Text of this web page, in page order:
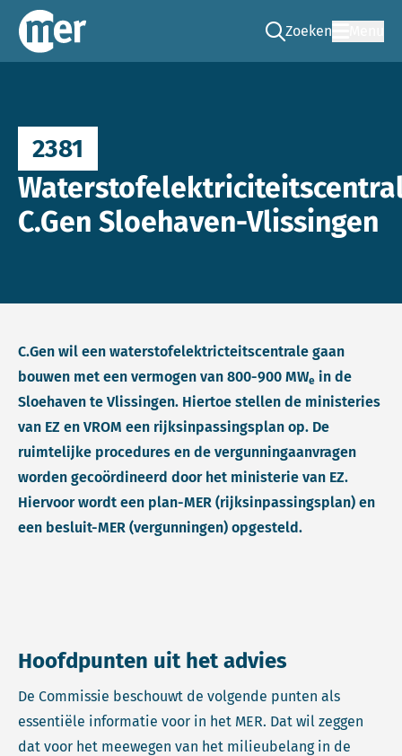
Commissie mer
Zoeken
Ga naar de zoek
2381
C.Gen Sloehaven-Vlissingen
C.Gen wil een waterstofelektricteitscentrale gaan
bouwen met een vermogen van 800-900 MWe in de
Sloehaven te Vlissingen. Hiertoe stellen de ministeries
van EZ en VROM een rijksinpassingsplan op. De
ruimtelijke procedures en de vergunningaanvragen
worden gecoördineerd door het ministerie van EZ.
Hiervoor wordt een plan-MER (rijksinpassingsplan) en
een besluit-MER (vergunningen) opgesteld.
Hoofdpunten uit het advies
De Commissie beschouwt de volgende punten als
essentiële informatie voor in het MER. Dat wil zeggen
dat voor het meewegen van het milieubelang in de